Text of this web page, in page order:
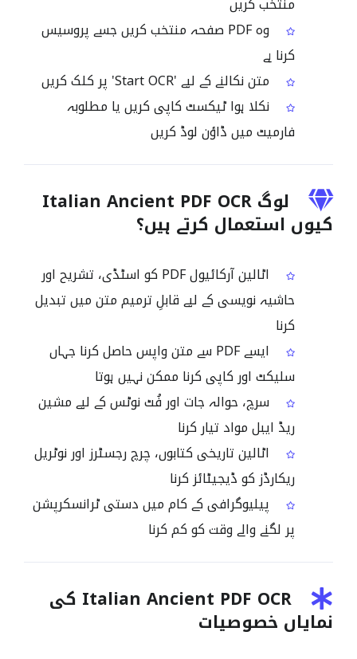
وہ PDF صفحہ منتخب کریں جسے پروسیس
کرنا ہے
متن نکالنے کے لیے 'Start OCR' پر کلک کریں
نکلا ہوا ٹیکسٹ کاپی کریں یا مطلوبہ
فارمیٹ میں ڈاؤن لوڈ کریں
لوگ Italian Ancient PDF OCR
کیوں استعمال کرتے ہیں؟
اٹالین آرکائیول PDF کو اسٹڈی، تشریح اور
حاشیہ نویسی کے لیے قابلِ ترمیم متن میں تبدیل
کرنا
ایسے PDF سے متن واپس حاصل کرنا جہاں
سلیکٹ اور کاپی کرنا ممکن نہیں ہوتا
سرچ، حوالہ جات اور فُٹ نوٹس کے لیے مشین
ریڈ ایبل مواد تیار کرنا
اٹالین تاریخی کتابوں، چرچ رجسٹرز اور نوٹریل
ریکارڈز کو ڈیجیٹائز کرنا
پیلیوگرافی کے کام میں دستی ٹرانسکرپشن
پر لگنے والے وقت کو کم کرنا
Italian Ancient PDF OCR کی
نمایاں خصوصیات